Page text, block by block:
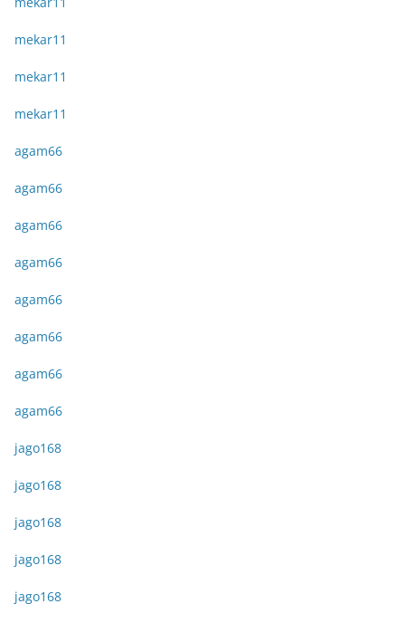
mekar11
mekar11
mekar11
agam66
agam66
agam66
agam66
agam66
agam66
agam66
agam66
jago168
jago168
jago168
jago168
jago168